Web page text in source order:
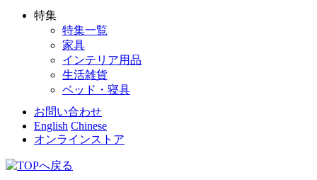
特集
特集一覧
家具
インテリア用品
生活雑貨
ベッド・寝具
お問い合わせ
English Chinese
オンラインストア